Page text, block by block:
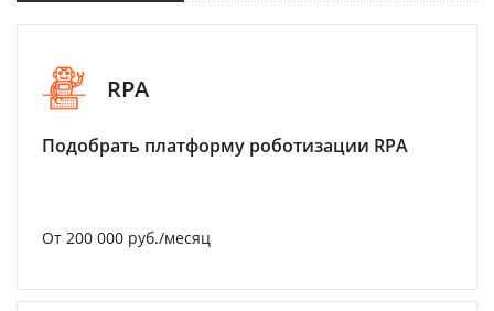
RPA
Подобрать платформу роботизации RPA
От 200 000 руб./месяц